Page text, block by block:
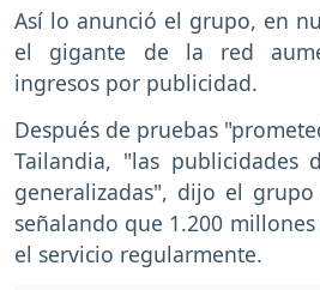
Así lo anunció el grupo, en
el gigante de la red
ingresos por publicidad.
Después de pruebas
Tailandia, "las publicidades
generalizadas", dijo el
señalando que 1.200
el servicio regularmente.